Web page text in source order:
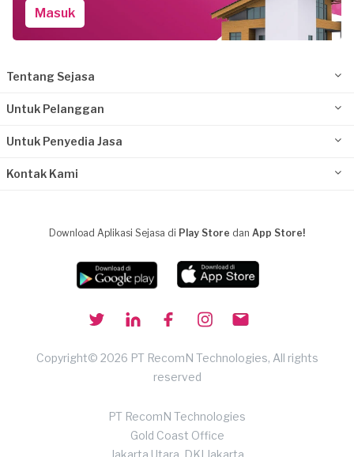
Masuk
Tentang Sejasa
Untuk Pelanggan
Untuk Penyedia Jasa
Kontak Kami
Download Aplikasi Sejasa di Play Store dan App Store!
Copyright© 2026 PT RecomN Technologies, All rights
reserved
PT RecomN Technologies
Gold Coast Office
Jakarta Utara, DKI Jakarta